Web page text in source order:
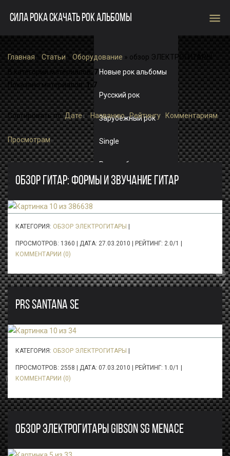
СИЛА РОКА СКАЧАТЬ РОК АЛЬБОМЫ menu
Новые рок альбомы
Русский рок
Зарубежный рок
Single
Рок альбомы
Главная» Статьи» Оборудование » обзор ЭЛЕКТРОГИТАРЫ
В категории материалов :7
Показано материалов:1-7
Сортировать по:Дате ·Названию·Рейтингу · Комментариям·
Просмотрам
ОБЗОР ГИТАР: ФОРМЫ И ЗВУЧАНИЕ ГИТАР
КАТЕГОРИЯ: ОБЗОР ЭЛЕКТРОГИТАРЫ
ПРОСМОТРОВ: 1360 | ДАТА: 27.03.2010 | РЕЙТИНГ: 2.0/1 |
КОММЕНТАРИИ (0)
PRS SANTANA SE
КАТЕГОРИЯ: ОБЗОР ЭЛЕКТРОГИТАРЫ
ПРОСМОТРОВ: 2558 | ДАТА: 07.03.2010 | РЕЙТИНГ: 1.0/1 |
КОММЕНТАРИИ (0)
ОБЗОР ЭЛЕКТРОГИТАРЫ GIBSON SG MENACE